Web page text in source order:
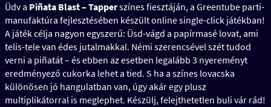
Üdv a Piñata Blast – Tapperszínes fiesztáján, a Greentube parti-
manufaktúra fejlesztésében készült online single-click játékban!
A játék célja nagyon egyszerű: Üsd-vágd a papírmasé lovat, ami
telis-tele van édes jutalmakkal. Némi szerencsével szét tudod
verni a piñatát – és ebben az esetben legalább 3 nyereményt
eredményező cukorka lehet a tied. S ha a színes lovacska
különösen jó hangulatban van, úgy akár egy plusz
multiplikátorral is meglephet. Készülj, felejthetetlen buli vár rád!